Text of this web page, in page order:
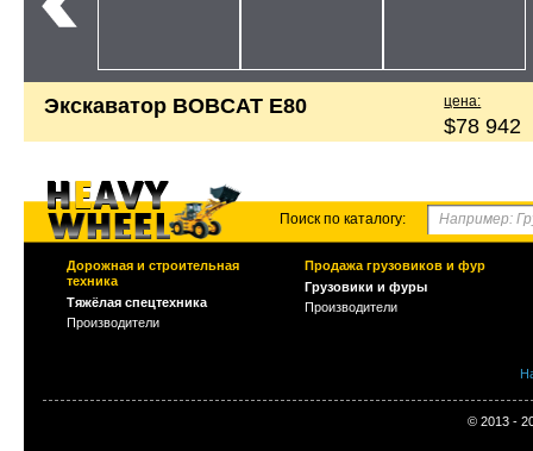
Экскаватор BOBCAT E80 цена:
$78 942
Поиск по каталогу:
Дорожная и строительная
техника
Тяжёлая спецтехника
Производители
Продажа грузовиков и фур
Грузовики и фуры
Производители
© 2013 -